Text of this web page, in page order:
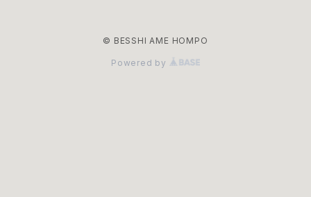
© BESSHI AME HOMPO
Powered by